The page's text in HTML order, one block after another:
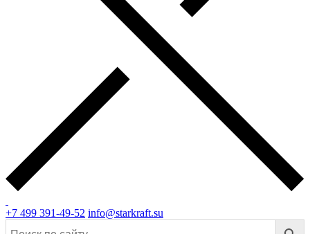
+7 499 391-49-52 info@starkraft.su